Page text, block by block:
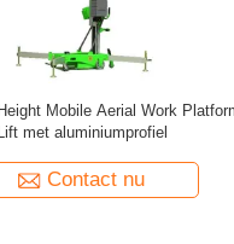
schaarhef van 3 meter hoogte
Contact nu